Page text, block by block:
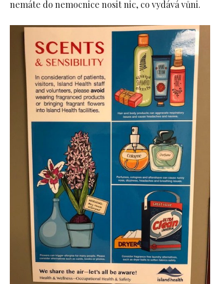
nemáte do nemocnice nosit nic, co vydává vůni.